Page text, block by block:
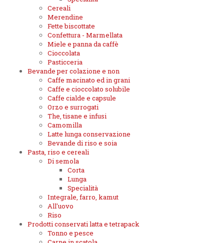
Cereali
Merendine
Fette biscottate
Confettura - Marmellata
Miele e panna da caffè
Cioccolata
Pasticceria
Bevande per colazione e non
Caffe macinato ed in grani
Caffe e cioccolato solubile
Caffe cialde e capsule
Orzo e surrogati
The, tisane e infusi
Camomilla
Latte lunga conservazione
Bevande di riso e soia
Pasta, riso e cereali
Di semola
Corta
Lunga
Specialità
Integrale, farro, kamut
All'uovo
Riso
Prodotti conservati latta e tetrapack
Tonno e pesce